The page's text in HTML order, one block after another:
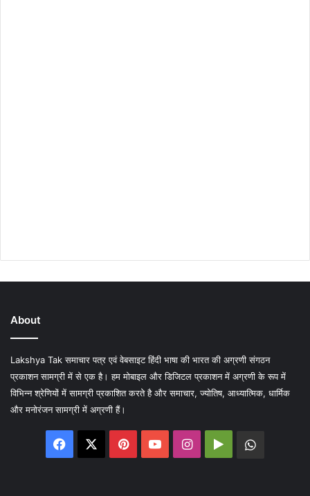
About
Lakshya Tak समाचार पत्र एवं वेबसाइट हिंदी भाषा की भारत की अग्रणी संगठन
प्रकाशन सामग्री में से एक है। हम मोबाइल और डिजिटल प्रकाशन में अग्रणी के रूप में
विभिन्न श्रेणियों में सामग्री प्रकाशित करते है और समाचार, ज्योतिष, आध्यात्मिक, धार्मिक
और मनोरंजन सामग्री में अग्रणी हैं।
Facebook PinterestYouTubeInstagram
Google